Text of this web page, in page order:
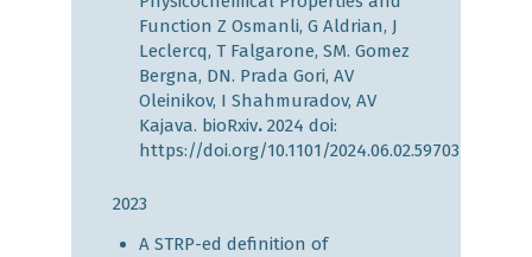
Function Z Osmanli, G Aldrian, J
Leclercq, T Falgarone, SM. Gomez
Bergna, DN. Prada Gori, AV
Oleinikov, I Shahmuradov, AV
Kajava. bioRxiv. 2024 doi:
https://doi.org/10.1101/2024.06.02.597034
2023
A STRP-ed definition of